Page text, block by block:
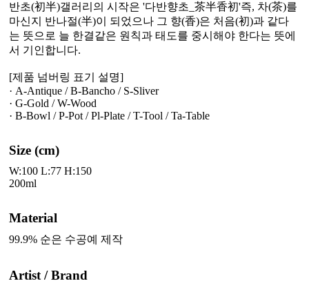
반초(初半)갤러리의 시작은 '다반향초_茶半香初'즉, 차(茶)를
마신지 반나절(半)이 되었으나 그 향(香)은 처음(初)과 같다
는 뜻으로 늘 한결같은 원칙과 태도를 중시해야 한다는 뜻에
서 기인합니다.
[제품 넘버링 표기 설명]
· A-Antique / B-Bancho / S-Sliver
· G-Gold / W-Wood
· B-Bowl / P-Pot / Pl-Plate / T-Tool / Ta-Table
Size (cm)
W:100 L:77 H:150
200ml
Material
99.9% 순은 수공예 제작
Artist / Brand